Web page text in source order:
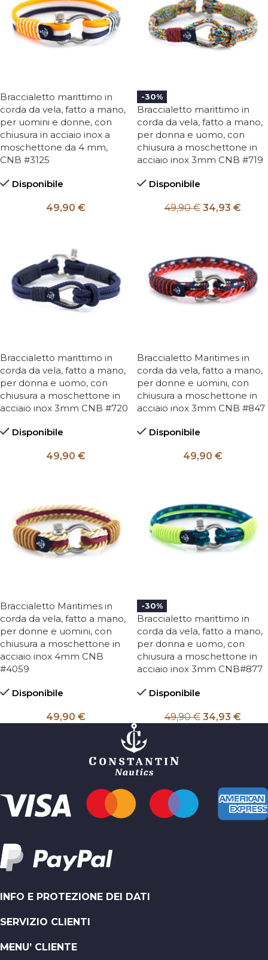
Braccialetto marittimo in
corda da vela, fatto a mano,
per uomini e donne, con
chiusura in acciaio inox a
moschettone da 4 mm,
CNB #3125
Disponibile
49,90 €
-30%
Braccialetto marittimo in
corda da vela, fatto a mano,
per donna e uomo, con
chiusura a moschettone in
acciaio inox 3mm CNB #719
Disponibile
49,90€ 34,93 €
Braccialetto marittimo in
corda da vela, fatto a mano,
per donna e uomo, con
chiusura a moschettone in
acciaio inox 3mm CNB #720
Disponibile
49,90 €
Braccialetto Maritimes in
corda da vela, fatto a mano,
per donne e uomini, con
chiusura a moschettone in
acciaio inox 3mm CNB #847
Disponibile
49,90 €
Braccialetto Maritimes in
corda da vela, fatto a mano,
per donne e uomini, con
chiusura a moschettone in
acciaio inox 4mm CNB
#4059
Disponibile
49,90 €
-30%
Braccialetto marittimo in
corda da vela, fatto a mano,
per donna e uomo, con
chiusura a moschettone in
acciaio inox 3mm CNB#877
Disponibile
49,90€ 34,93 €
INFO E PROTEZIONE DEI DATI
SERVIZIO CLIENTI
MENU’ CLIENTE